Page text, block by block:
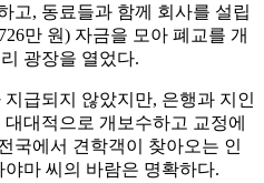
고, 동료들과 함께 회사를 설립
만 원) 자금을 모아 폐교를 개
광장을 열었다.
급되지 않았지만, 은행과 지인
대적으로 개보수하고 교정에
국에서 견학객이 찾아오는 인
야마 씨의 바람은 명확하다.